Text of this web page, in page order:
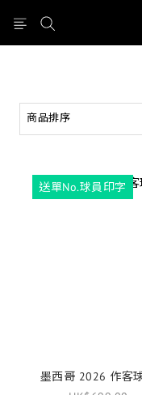
商品排序
送單No.球員印字
墨西哥 2026 作客